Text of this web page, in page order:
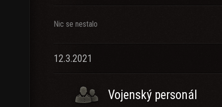
Nic se nestalo
12.3.2021
Vojenský personál